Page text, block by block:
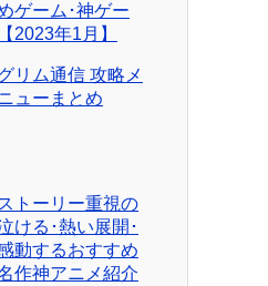
ゲーム･神ゲー
【2023年1月】
リム通信 攻略メ
ューまとめ
ストーリー重視の
ける･熱い展開･
動するおすすめ
作神アニメ紹介